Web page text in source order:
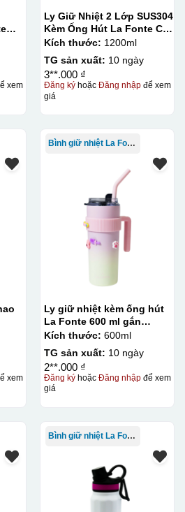
xem
Ly Giữ Nhiệt 2 Lớp SUS304
Kèm Ống Hút La Fonte Có
Tay Cầm 1200ml
Kích thước: 1200ml
TG sản xuất: 10 ngày
3**.000 ₫
Đăng ký hoặcĐăng nhập để xem
giá
xem
Bình giữ nhiệt La Fonte
Ly giữ nhiệt kèm ống hút
La Fonte 600 ml gắn
sticker – 012294
Kích thước: 600ml
TG sản xuất: 10 ngày
2**.000 ₫
Đăng ký hoặcĐăng nhập để xem
giá
Bình giữ nhiệt La Fonte